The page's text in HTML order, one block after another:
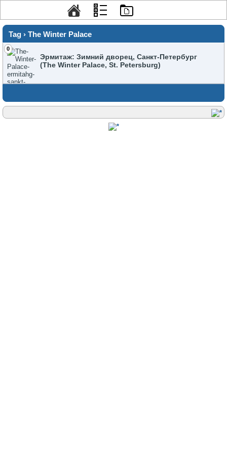
Tag › The Winter Palace
0
Эрмитаж: Зимний дворец, Санкт-Петербург
(The Winter Palace, St. Petersburg)